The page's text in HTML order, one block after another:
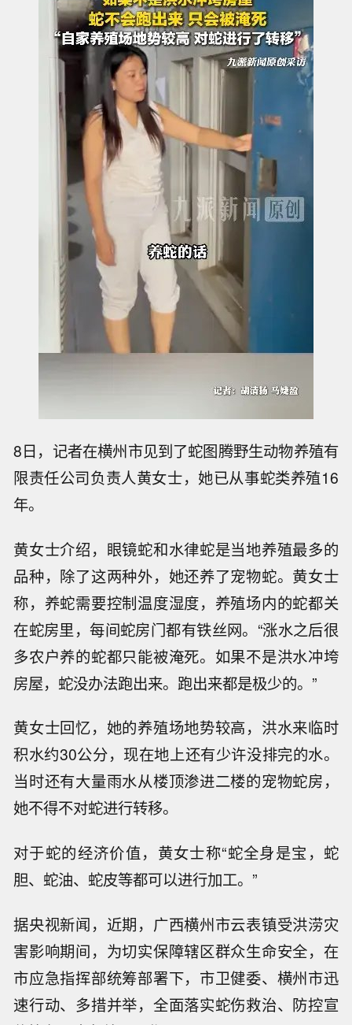
8日，记者在横州市见到了蛇图腾野生动物养殖有
限责任公司负责人黄女士，她已从事蛇类养殖16
年。
黄女士介绍，眼镜蛇和水律蛇是当地养殖最多的
品种，除了这两种外，她还养了宠物蛇。黄女士
称，养蛇需要控制温度湿度，养殖场内的蛇都关
在蛇房里，每间蛇房门都有铁丝网。“涨水之后很
多农户养的蛇都只能被淹死。如果不是洪水冲垮
房屋，蛇没办法跑出来。跑出来都是极少的。”
黄女士回忆，她的养殖场地势较高，洪水来临时
积水约30公分，现在地上还有少许没排完的水。
当时还有大量雨水从楼顶渗进二楼的宠物蛇房，
她不得不对蛇进行转移。
对于蛇的经济价值，黄女士称“蛇全身是宝，蛇
胆、蛇油、蛇皮等都可以进行加工。”
据央视新闻，近期，广西横州市云表镇受洪涝灾
害影响期间，为切实保障辖区群众生命安全，在
市应急指挥部统筹部署下，市卫健委、横州市迅
速行动、多措并举，全面落实蛇伤救治、防控宣